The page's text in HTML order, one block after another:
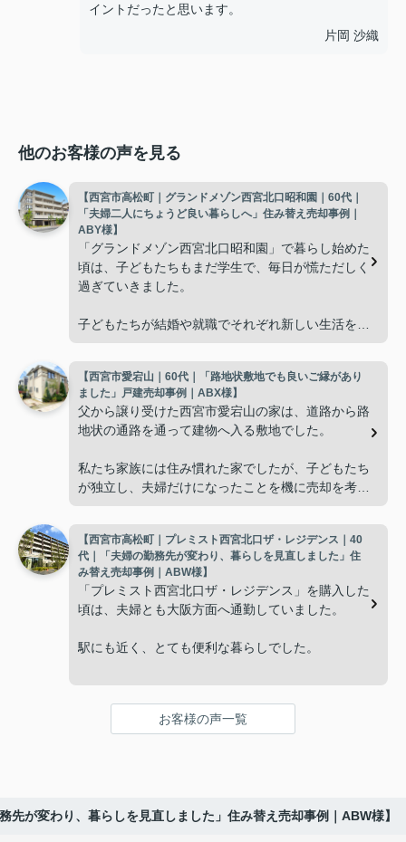
イントだったと思います。
片岡 沙織
他のお客様の声を見る
【西宮市高松町｜グランドメゾン西宮北口昭和園｜60代｜
「夫婦二人にちょうど良い暮らしへ」住み替え売却事例｜
ABY様】
「グランドメゾン西宮北口昭和園」で暮らし始めた
頃は、子どもたちもまだ学生で、毎日が慌ただしく
過ぎていきました。
子どもたちが結婚や就職でそれぞれ新しい生活を始
「これからの暮らしに合った住まいを選びたい
ね。」
と自然に話すようになりました。
広さよりも、掃除や管理がしやすく、毎日の生活を
快適に送れることを重視するようになり、住み替え
インフィニティエステートさんへ相談すると、「グ
ランドメゾン西宮北口昭和園」の査定だけでなく、
売却と新居への住み替え時期を無理なく進められる
よう細かくサポートしてくださいました。
販売活動では、西宮北口駅へのアクセス、阪急西宮
【西宮市愛宕山｜60代｜「路地状敷地でも良いご縁があり
ました」戸建売却事例｜ABX様】
父から譲り受けた西宮市愛宕山の家は、道路から路
地状の通路を通って建物へ入る敷地でした。
私たち家族には住み慣れた家でしたが、子どもたち
が独立し、夫婦だけになったことを機に売却を考え
ただ、
「こういう土地は人気がないのでは。」
という不安があり、相談するまでに少し時間がかか
りました。
望される方から一定の需要があることを教えていた
だきました。
丁寧に紹介してくださいました。
【西宮市高松町｜プレミスト西宮北口ザ・レジデンス｜40
代｜「夫婦の勤務先が変わり、暮らしを見直しました」住
み替え売却事例｜ABW様】
「プレミスト西宮北口ザ・レジデンス」を購入した
頃は、夫婦とも大阪方面へ通勤していました。
駅にも近く、とても便利な暮らしでした。
と勤務先が変わり、毎日の生活リズムが以前とは大
きく変化しました。
「今の生活に合う住まいを考えよう。」
お客様の声一覧
が変わり、暮らしを見直しました」住み替え売却事例｜ABW様】